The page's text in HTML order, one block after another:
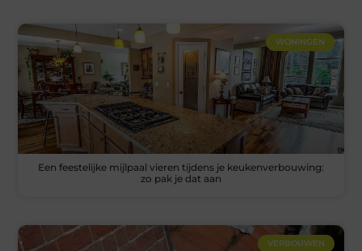
WONINGEN
Een feestelijke mijlpaal vieren tijdens je keukenverbouwing:
zo pak je dat aan
VERBOUWEN